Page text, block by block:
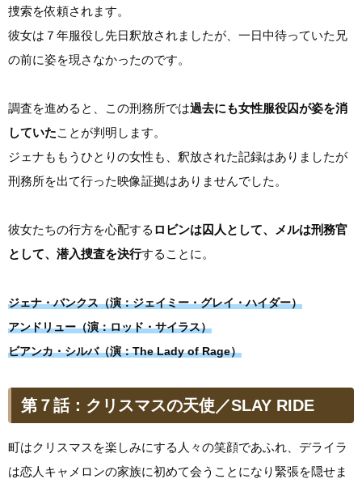
捜索を依頼されます。
彼女は７年服役し先日釈放されましたが、一日中待っていた兄
の前に姿を現さなかったのです。
調査を進めると、この刑務所では過去にも女性服役囚が姿を消
していたことが判明します。
ジェナももうひとりの女性も、釈放された記録はありましたが
刑務所を出て行った映像証拠はありませんでした。
彼女たちの行方を心配する ロビンは囚人として、メルは刑務官
として、潜入捜査を決行することに。
ジェナ・バンクス（演：ジェイミー・グレイ・ハイダー）
アンドリュー（演：ロッド・サイラス）
ビアンカ・シルバ（演：The Lady of Rage）
第７話：クリスマスの天使／SLAY RIDE
町はクリスマスを楽しみにする人々の笑顔であふれ、デライラ
は恋人キャメロンの家族に初めて会うことになり緊張を隠せま